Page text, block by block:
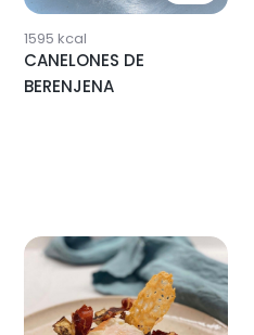
1595 kcal
CANELONES DE
BERENJENA